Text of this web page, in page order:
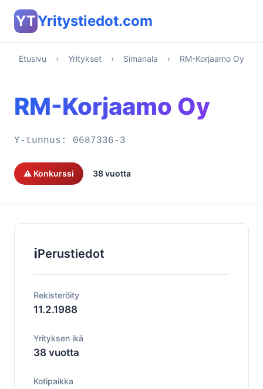
YTYritystiedot.com
Etusivu › Yritykset › Simanala › RM-Korjaamo Oy
RM-Korjaamo Oy
Y-tunnus: 0687336-3
⚠️ Konkurssi 38 vuotta
ℹ️Perustiedot
Rekisteröity
11.2.1988
Yrityksen ikä
38 vuotta
Kotipaikka